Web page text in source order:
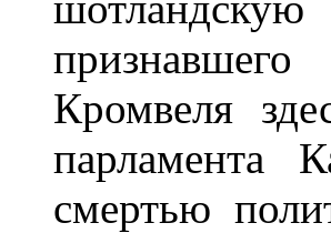
Кромвеля
парламента
смертью